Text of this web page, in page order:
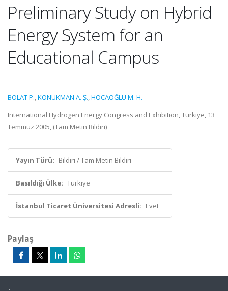
Preliminary Study on Hybrid
Energy System for an
Educational Campus
BOLAT P.,KONUKMAN A. Ş.,HOCAOĞLU M. H.
International Hydrogen Energy Congress and Exhibition, Türkiye, 13
Temmuz 2005, (Tam Metin Bildiri)
Yayın Türü: Bildiri / Tam Metin Bildiri
Basıldığı Ülke: Türkiye
İstanbul Ticaret Üniversitesi Adresli: Evet
Paylaş